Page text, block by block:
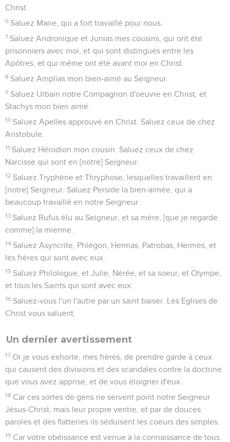
Christ.
6 Saluez Marie, qui a fort travaillé pour nous.
7 Saluez Andronique et Junias mes cousins, qui ont été
prisonniers avec moi, et qui sont distingués entre les
Apôtres, et qui même ont été avant moi en Christ.
8 Saluez Amplias mon bien-aimé au Seigneur.
9 Saluez Urbain notre Compagnon d'oeuvre en Christ, et
Stachys mon bien aimé.
10 Saluez Apelles approuvé en Christ. Saluez ceux de chez
Aristobule.
11 Saluez Hérodion mon cousin. Saluez ceux de chez
Narcisse qui sont en [notre] Seigneur.
12 Saluez Tryphène et Thryphose, lesquelles travaillent en
[notre] Seigneur. Saluez Perside la bien-aimée, qui a
beaucoup travaillé en notre Seigneur.
13 Saluez Rufus élu au Seigneur, et sa mère, [que je regarde
comme] la mienne.
14 Saluez Asyncrite, Phlégon, Hermas, Patrobas, Hermès, et
les frères qui sont avec eux.
15 Saluez Philologue, et Julie, Nérée, et sa soeur, et Olympe,
et tous les Saints qui sont avec eux.
16 Saluez-vous l'un l'autre par un saint baiser. Les Eglises de
Christ vous saluent.
Un dernier avertissement
17 Or je vous exhorte, mes frères, de prendre garde à ceux
qui causent des divisions et des scandales contre la doctrine
que vous avez apprise, et de vous éloigner d'eux.
18 Car ces sortes de gens ne servent point notre Seigneur
Jésus-Christ, mais leur propre ventre, et par de douces
paroles et des flatteries ils séduisent les coeurs des simples.
19 Car votre obéissance est venue à la connaissance de tous.